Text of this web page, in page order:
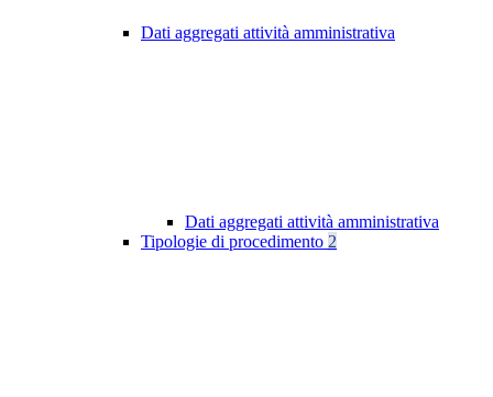
Dati aggregati attività amministrativa
Dati aggregati attività amministrativa
Tipologie di procedimento 2